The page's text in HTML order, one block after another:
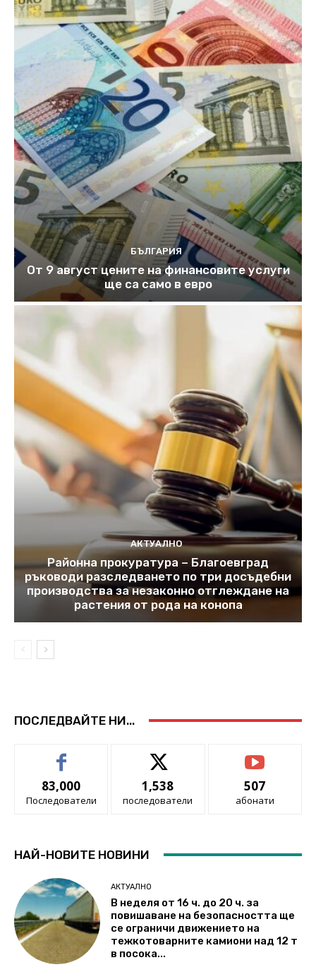
БЪЛГАРИЯ
От 9 август цените на финансовите услуги
ще са само в евро
АКТУАЛНО
Районна прокуратура – Благоевград
ръководи разследването по три досъдебни
производства за незаконно отглеждане на
растения от рода на конопа
ПОСЛЕДВАЙТЕ НИ...
83,000
Последователи
1,538
последователи
507
абонати
НАЙ-НОВИТЕ НОВИНИ
АКТУАЛНО
В неделя от 16 ч. до 20 ч. за
повишаване на безопасността ще
се ограничи движението на
тежкотоварните камиони над 12 т
в посока...